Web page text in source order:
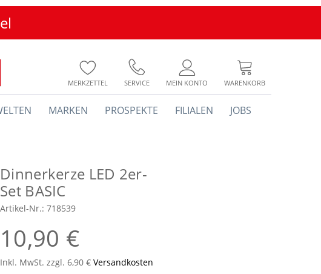
MERKZETTEL SERVICE MEIN KONTO WARENKORB
MARKEN PROSPEKTE FILIALEN JOBS
Dinnerkerze LED 2er-
Set BASIC
Artikel-Nr.: 718539
10,90 €
Inkl. MwSt. zzgl. 6,90 € Versandkosten